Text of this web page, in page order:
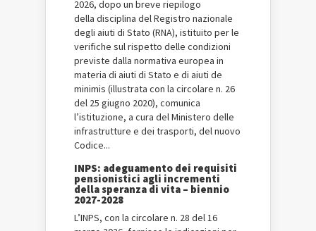
2026, dopo un breve riepilogo
della disciplina del Registro nazionale
degli aiuti di Stato (RNA), istituito per le
verifiche sul rispetto delle condizioni
previste dalla normativa europea in
materia di aiuti di Stato e di aiuti de
minimis (illustrata con la circolare n. 26
del 25 giugno 2020), comunica
l’istituzione, a cura del Ministero delle
infrastrutture e dei trasporti, del nuovo
Codice...
INPS: adeguamento dei requisiti
pensionistici agli incrementi
della speranza di vita – biennio
2027-2028
L’INPS, con la circolare n. 28 del 16